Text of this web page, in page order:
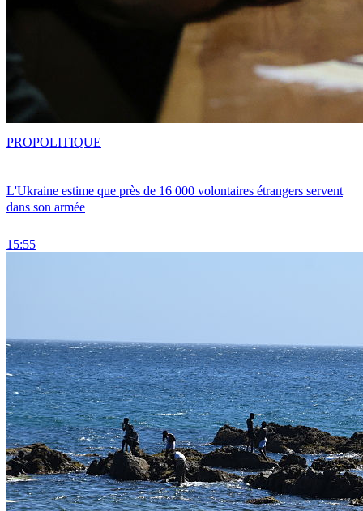
L'Ukraine estime que près de 16 000 volontaires étrangers servent
dans son armée
15:55
PROPOLITIQUE